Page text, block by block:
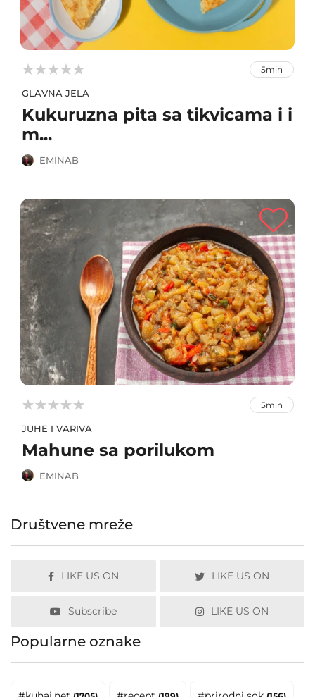


 5min
GLAVNA JELA
Kukuruzna pita sa tikvicama i i
m...
EMINAB


 5min
JUHE I VARIVA
Mahune sa porilukom
EMINAB
Društvene mreže
LIKE US ON LIKE US ON
Subscribe LIKE US ON
Popularne oznake